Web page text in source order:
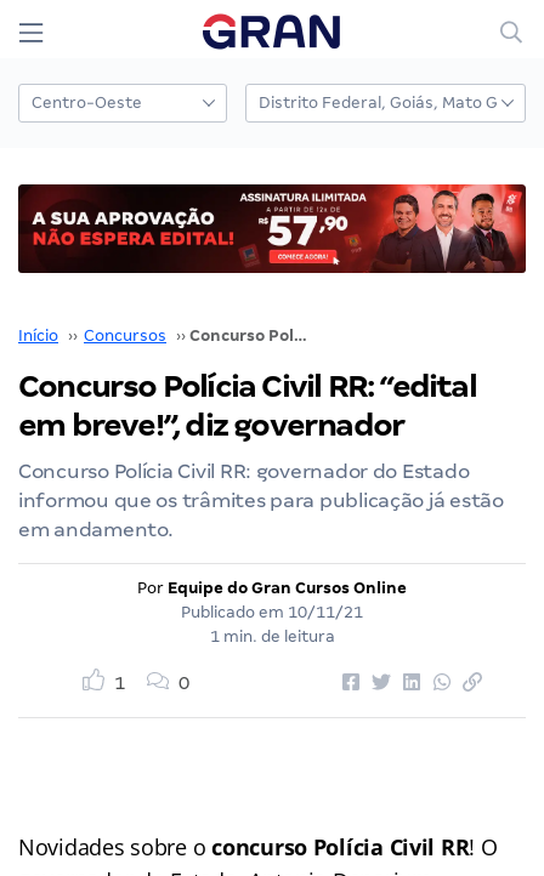
Início ›› Concursos ›› Concurso Polícia Civil RR: “edital em breve!”, diz governador
Concurso Polícia Civil RR: “edital
em breve!”, diz governador
Concurso Polícia Civil RR: governador do Estado
informou que os trâmites para publicação já estão
em andamento.
Por Equipe do Gran Cursos Online
Publicado em 10/11/21
1 min. de leitura
1 0
Novidades sobre oconcurso Polícia Civil RR! O